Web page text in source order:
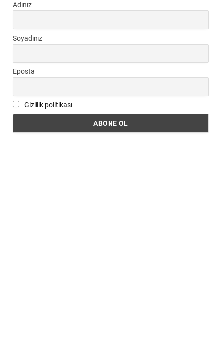
Adınız
Soyadınız
Eposta
Gizlilik politikası